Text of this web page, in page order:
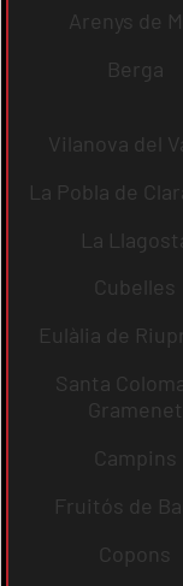
Arenys de
Berga
Vilanova del
La Pobla de
La
Cubelles
Eulàlia de
Santa
Gramenet
Campins
Fruitós de
Copons